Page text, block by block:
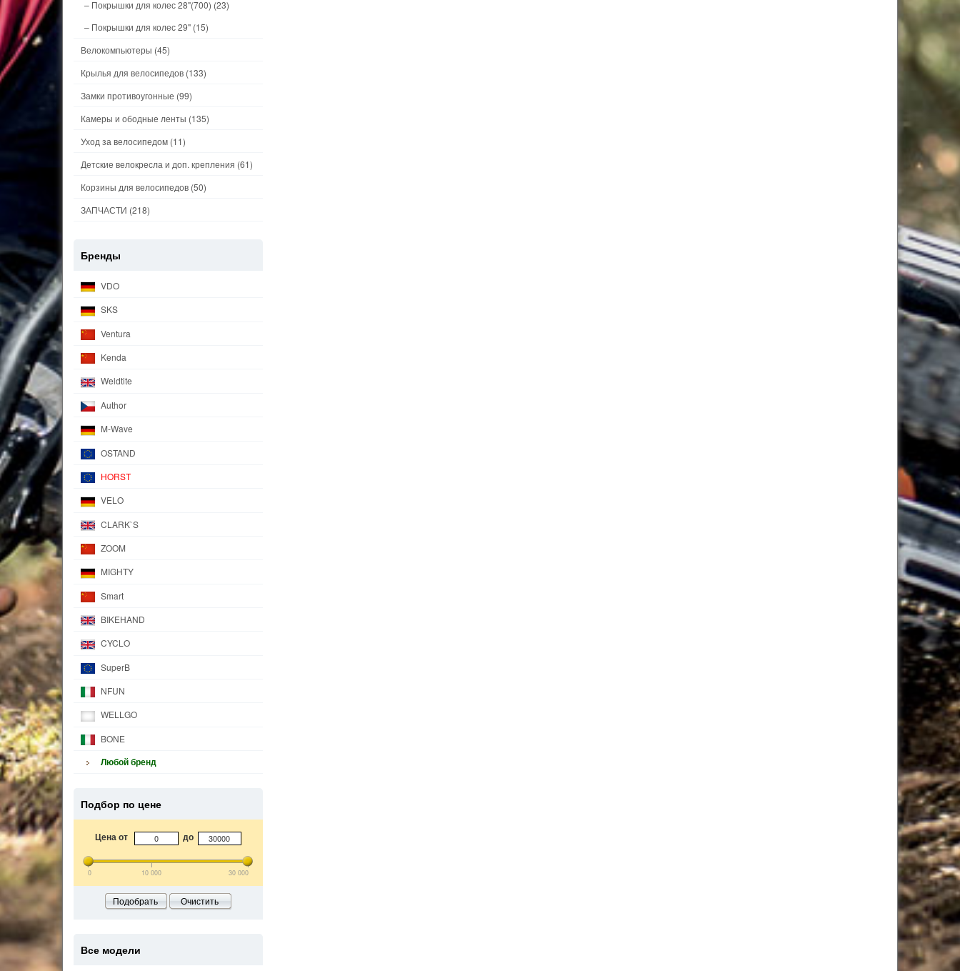
– Покрышки для колес 28"(700) (23)
– Покрышки для колес 29" (15)
Велокомпьютеры (45)
Крылья для велосипедов (133)
Замки противоугонные (99)
Камеры и ободные ленты (135)
Уход за велосипедом (11)
Детские велокресла и доп. крепления (61)
Корзины для велосипедов (50)
ЗАПЧАСТИ (218)
Бренды
VDO
SKS
Ventura
Kenda
Weldtite
Author
M-Wave
OSTAND
HORST
VELO
CLARK`S
ZOOM
MIGHTY
Smart
BIKEHAND
CYCLO
SuperB
NFUN
WELLGO
BONE
Любой бренд
Подбор по цене
Цена от до
0 10 000 30 000
Подобрать Очистить
Все модели